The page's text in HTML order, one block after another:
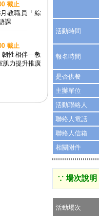
截止
月教職員「綜
課
截止
韌性相伴—教
肌力提升推廣
活動時間
報名時間
是否供餐
主辦單位
活動聯絡人
聯絡人電話
聯絡人信箱
相關附件
∵ 場次說明
活動場次